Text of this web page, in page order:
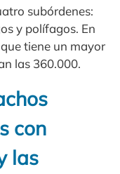
subórdenes:
y polífagos. En
tiene un mayor
las 360.000.
con
las